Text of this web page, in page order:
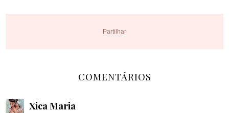
Partilhar
COMENTÁRIOS
Xica Maria